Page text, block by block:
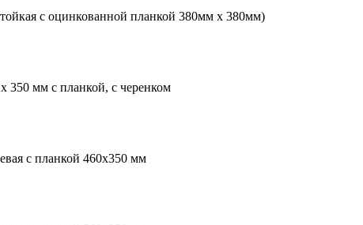
с оцинкованной планкой 380мм х 380мм)
350 мм с планкой, с черенком
с планкой 460х350 мм